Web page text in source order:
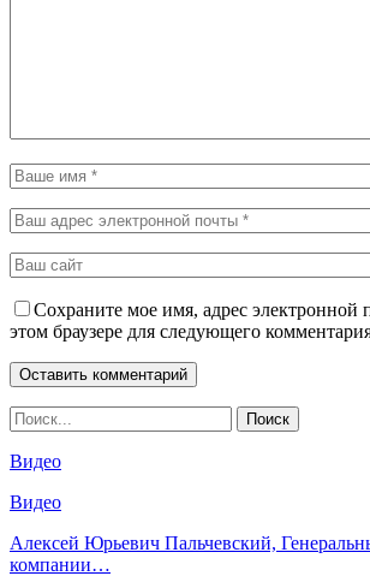
Сохраните мое имя, адрес электронной
этом браузере для следующего
Видео
Видео
Алексей Юрьевич Пальчевский,
компании…